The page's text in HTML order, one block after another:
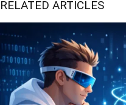
RELATED ARTICLES